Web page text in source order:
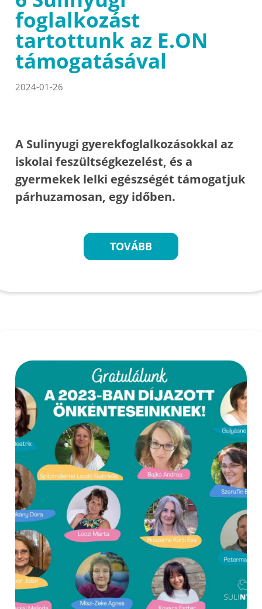
foglalkozást
tartottunk az E.ON
támogatásával
2024-01-26
A Sulinyugi gyerekfoglalkozásokkal az
iskolai feszültségkezelést, és a
gyermekek lelki egészségét támogatjuk
párhuzamosan, egy időben.
TOVÁBB